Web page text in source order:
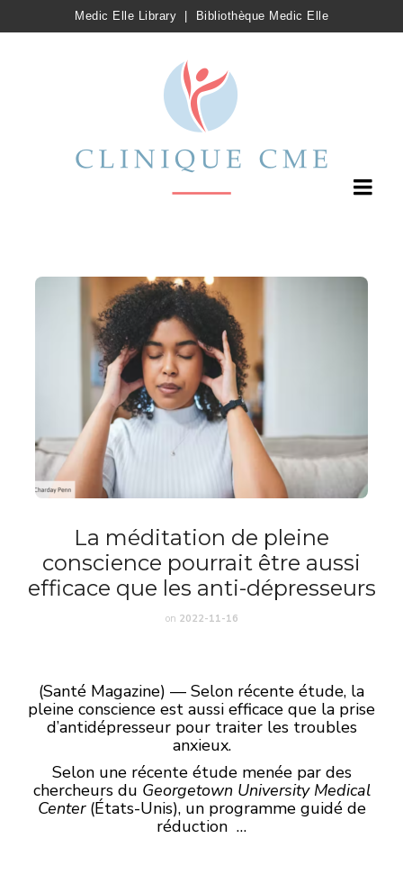
Medic Elle Library Bibliothèque Medic Elle
La méditation de pleine
conscience pourrait être aussi
efficace que les anti-dépresseurs
on 2022-11-16
(Santé Magazine) — Selon récente étude, la
pleine conscience est aussi efficace que la prise
d’antidépresseur pour traiter les troubles
anxieux.
Selon une récente étude menée par des
chercheurs du Georgetown University Medical
Center (États-Unis), un programme guidé de
réduction …